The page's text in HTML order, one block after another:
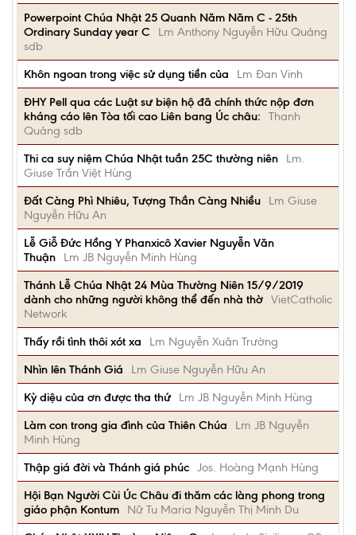
Powerpoint Chúa Nhật 25 Quanh Năm Năm C - 25th
Ordinary Sunday year C
Lm Anthony Nguyễn Hữu Quảng
sdb
Khôn ngoan trong việc sử dụng tiền của
Lm Đan Vinh
ĐHY Pell qua các Luật sư biện hộ đã chính thức nộp đơn
kháng cáo lên Tòa tối cao Liên bang Úc châu:
Thanh
Quảng sdb
Thi ca suy niệm Chúa Nhật tuần 25C thường niên
Lm.
Giuse Trần Việt Hùng
Đất Càng Phì Nhiêu, Tượng Thần Càng Nhiều
Lm Giuse
Nguyễn Hữu An
Lễ Giỗ Đức Hồng Y Phanxicô Xavier Nguyễn Văn
Thuận
Lm JB Nguyễn Minh Hùng
Thánh Lễ Chúa Nhật 24 Mùa Thường Niên 15/9/2019
dành cho những người không thể đến nhà thờ VietCatholic
Network
Thấy rồi tình thôi xót xa
Lm Nguyễn Xuân Trường
Nhìn lên Thánh Giá
Lm Giuse Nguyễn Hữu An
Kỳ diệu của ơn được tha thứ
Lm JB Nguyễn Minh Hùng
Làm con trong gia đình của Thiên Chúa
Lm JB Nguyễn
Minh Hùng
Thập giá đời và Thánh giá phúc Jos. Hoàng Mạnh Hùng
Hội Bạn Người Cùi Úc Châu đi thăm các làng phong trong
giáo phận Kontum
Nữ Tu Maria Nguyễn Thị Minh Du